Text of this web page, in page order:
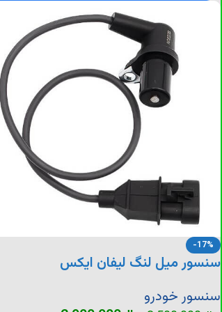
-17%
سنسور میل لنگ لیفان ایکس
سنسور خودرو